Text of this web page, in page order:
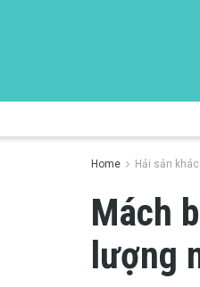
Home Hải sản khác
Mách
lượng